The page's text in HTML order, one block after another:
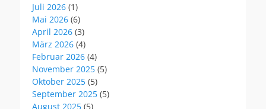
Juli 2026 (1)
Mai 2026 (6)
April 2026 (3)
März 2026 (4)
Februar 2026 (4)
November 2025 (5)
Oktober 2025 (5)
September 2025 (5)
August 2025 (5)